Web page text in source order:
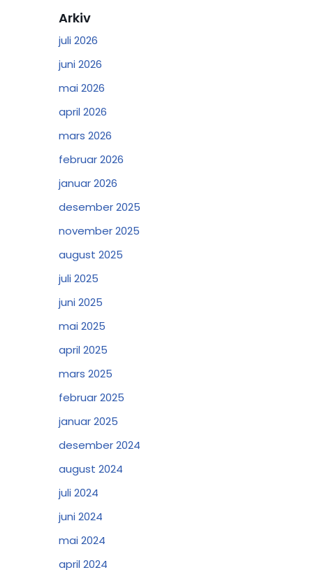
Arkiv
juli 2026
juni 2026
mai 2026
april 2026
mars 2026
februar 2026
januar 2026
desember 2025
november 2025
august 2025
juli 2025
juni 2025
mai 2025
april 2025
mars 2025
februar 2025
januar 2025
desember 2024
august 2024
juli 2024
juni 2024
mai 2024
april 2024